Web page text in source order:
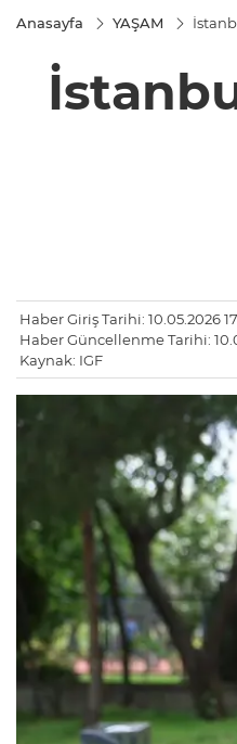
Anasayfa YAŞAM
Haber Giriş Tarihi: 10.05.2026
Haber Güncellenme Tarihi:
Kaynak: IGF